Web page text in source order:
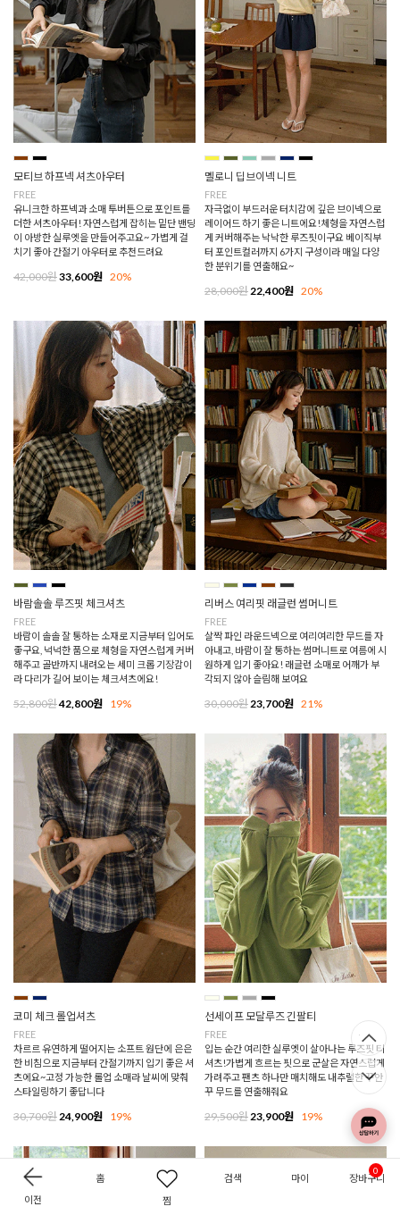
이전
홈
찜
검색 마이 장바구니
0
모티브 하프넥 셔츠아우터
FREE
유니크한 하프넥과 소매 투버튼으로 포인트를
더한 셔츠아우터! 자연스럽게 잡히는 밑단 밴딩
이 아방한 실루엣을 만들어주고요~ 가볍게 걸
치기 좋아 간절기 아우터로 추천드려요
42,000원33,600원 20%
멜로니 딥브이넥 니트
FREE
자극없이 부드러운 터치감에 깊은 브이넥으로
레이어드 하기 좋은 니트에요!체형을 자연스럽
게 커버해주는 낙낙한 루즈핏이구요 베이직부
터 포인트컬러까지 6가지 구성이라 매일 다양
한 분위기를 연출해요~
28,000원22,400원 20%
바람솔솔 루즈핏 체크셔츠
FREE
바람이 솔솔 잘 통하는 소재로 지금부터 입어도
좋구요, 넉넉한 품으로 체형을 자연스럽게 커버
해주고 골반까지 내려오는 세미 크롭 기장감이
라 다리가 길어 보이는 체크셔츠에요!
52,800원42,800원 19%
리버스 여리핏 래글런 썸머니트
FREE
살짝 파인 라운드넥으로 여리여리한 무드를 자
아내고, 바람이 잘 통하는 썸머니트로 여름에 시
원하게 입기 좋아요! 래글런 소매로 어깨가 부
각되지 않아 슬림해 보여요
30,000원 23,700원 21%
코미 체크 롤업셔츠
FREE
차르르 유연하게 떨어지는 소프트 원단에 은은
한 비침으로 지금부터 간절기까지 입기 좋은 셔
츠에요~고정 가능한 롤업 소매라 날씨에 맞춰
스타일링하기 좋답니다
30,700원 24,900원 19%
선세이프 모달루즈 긴팔티
FREE
입는 순간 여리한 실루엣이 살아나는 루즈핏 티
셔츠!가볍게 흐르는 핏으로 군살은 자연스럽게
가려주고 팬츠 하나만 매치해도 내추럴한 꾸안
꾸 무드를 연출해줘요
29,500원 23,900원 19%